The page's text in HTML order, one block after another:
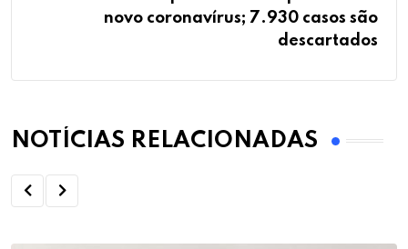
novo coronavírus; 7.930 casos são
descartados
NOTÍCIAS RELACIONADAS